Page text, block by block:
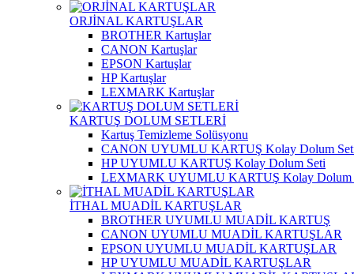
ORJİNAL KARTUŞLAR
BROTHER Kartuşlar
CANON Kartuşlar
EPSON Kartuşlar
HP Kartuşlar
LEXMARK Kartuşlar
KARTUŞ DOLUM SETLERİ
Kartuş Temizleme Solüsyonu
CANON UYUMLU KARTUŞ Kolay Dolum
HP UYUMLU KARTUŞ Kolay Dolum Seti
LEXMARK UYUMLU KARTUŞ Kolay Dolum
İTHAL MUADİL KARTUŞLAR
BROTHER UYUMLU MUADİL KARTUŞ
CANON UYUMLU MUADİL KARTUŞLAR
EPSON UYUMLU MUADİL KARTUŞLAR
HP UYUMLU MUADİL KARTUŞLAR